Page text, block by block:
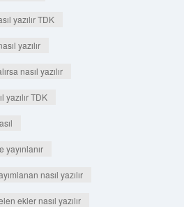
yazılır TDK
yazılır
nasıl yazılır
yazılır TDK
yayınlanır
nasıl yazılır
ekler nasıl yazılır